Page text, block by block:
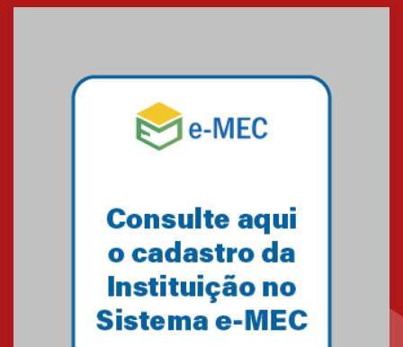
Como os pais podem investir
na educação dos filhos além da
escola
XIII Fórum de Aprendizagem
Transformadora reúne
docentes para debater
inovação e desafios da
educação superior